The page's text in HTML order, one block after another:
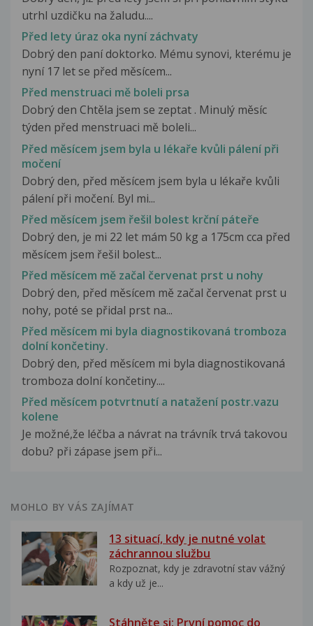
utrhl uzdičku na žaludu....
Před lety úraz oka nyní záchvaty
Dobrý den paní doktorko. Mému synovi, kterému je
nyní 17 let se před měsícem...
Před menstruaci mě boleli prsa
Dobrý den Chtěla jsem se zeptat . Minulý měsíc
týden před menstruaci mě boleli...
Před měsícem jsem byla u lékaře kvůli pálení při
močení
Dobrý den, před měsícem jsem byla u lékaře kvůli
pálení při močení. Byl mi...
Před měsícem jsem řešil bolest krční páteře
Dobrý den, je mi 22 let mám 50 kg a 175cm cca před
měsícem jsem řešil bolest...
Před měsícem mě začal červenat prst u nohy
Dobrý den, před měsícem mě začal červenat prst u
nohy, poté se přidal prst na...
Před měsícem mi byla diagnostikovaná tromboza
dolní končetiny.
Dobrý den, před měsícem mi byla diagnostikovaná
tromboza dolní končetiny....
Před měsícem potvrtnutí a natažení postr.vazu
kolene
Je možné,že léčba a návrat na trávník trvá takovou
dobu? při zápase jsem při...
MOHLO BY VÁS ZAJÍMAT
13 situací, kdy je nutné volat
záchrannou službu
Rozpoznat, kdy je zdravotní stav vážný
a kdy už je...
Stáhněte si: První pomoc do